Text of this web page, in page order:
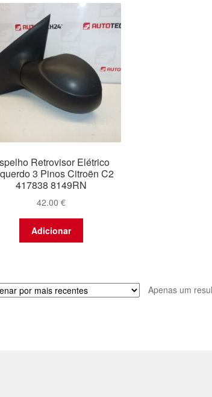
Retrovisor Elétrico
3 Pinos Citroën C2
417838 8149RN
42.00€
Adicionar
Apenas um